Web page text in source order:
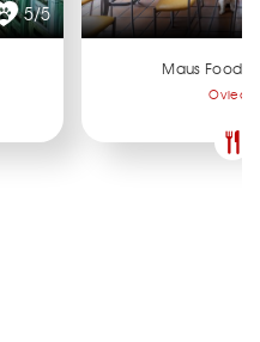
5/5
Maus Food &
Oviedo